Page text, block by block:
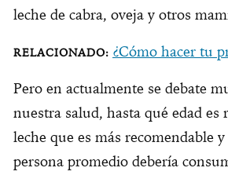
leche de cabra, oveja y otros
¿Cómo hacer tu
Pero en actualmente se debate
nuestra salud, hasta qué edad
leche que es más recomendable
persona promedio debería